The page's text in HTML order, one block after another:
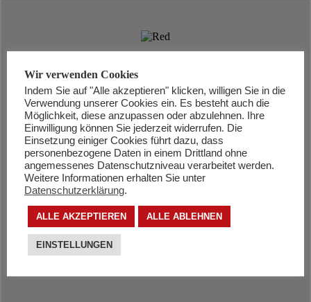
So erreichen Sie uns!
VOLKSHILFE LANDESGESCHÄFTSSTELLE
Südtiroler Platz 10-12
6020 Innsbruck
Telefon 0 50 890 10 00
Wir verwenden Cookies
Indem Sie auf "Alle akzeptieren" klicken, willigen Sie in die
Verwendung unserer Cookies ein. Es besteht auch die
Möglichkeit, diese anzupassen oder abzulehnen. Ihre
Einwilligung können Sie jederzeit widerrufen. Die
Einsetzung einiger Cookies führt dazu, dass
personenbezogene Daten in einem Drittland ohne
angemessenes Datenschutzniveau verarbeitet werden.
Weitere Informationen erhalten Sie unter
Datenschutzerklärung.
ALLE AKZEPTIEREN ALLE ABLEHNEN
EINSTELLUNGEN